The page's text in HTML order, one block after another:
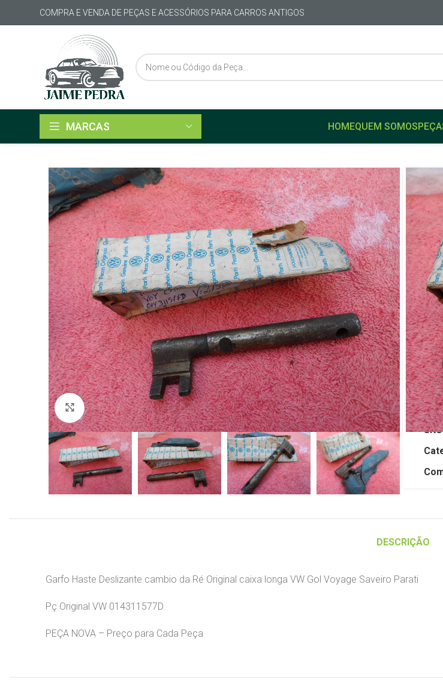
COMPRA E VENDA DE PEÇAS E ACESSÓRIOS PARA CARROS ANTIGOS
MARCAS HOMEQUEM SOMOS
Click to enlarge
R$
DESCRIÇÃO
Garfo Haste Deslizante cambio da Ré Original caixa longa VW Gol Voyage Saveiro Parati
Pç Original VW 014311577D
PEÇA NOVA – Preço para Cada Peça